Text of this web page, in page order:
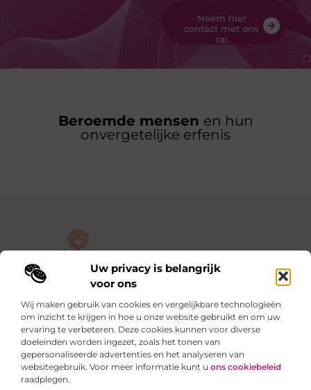
Uw privacy is belangrijk
voor ons
Wij maken gebruik van cookies en vergelijkbare technologieën
om inzicht te krijgen in hoe u onze website gebruikt en om uw
ervaring te verbeteren. Deze cookies kunnen voor diverse
doeleinden worden ingezet, zoals het tonen van
gepersonaliseerde advertenties en het analyseren van
websitegebruik. Voor meer informatie kunt u ons cookiebeleid
raadplegen.
Neem hier
contact met ons
op
Beroemde mensen en hun
onvergetelijke erfenis
De plek om jouw verhaal te delen, gratis en eenvoudig.
Verken een rijke verzameling blogs en artikelen die alles uit het
dagelijks leven behandelen, van persoonlijke verhalen tot
praktische tips.
Onze informatie